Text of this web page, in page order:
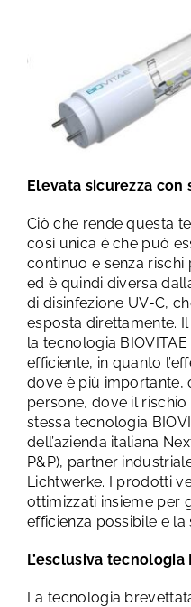
Elevata sicurezza
Ciò che rende questa
così unica è che può
continuo e senza rischi
ed è quindi diversa
di disinfezione UV-C,
esposta direttamente.
la tecnologia
efficiente, in quanto
dove è più importante,
persone, dove il
stessa tecnologia
dell’azienda italiana
P&P), partner
Lichtwerke. I prodotti
ottimizzati insieme per
efficienza possibile e
L’esclusiva tecnologia
La tecnologia